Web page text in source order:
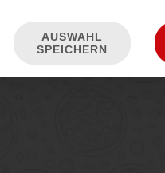
AUSWAHL
SPEICHERN